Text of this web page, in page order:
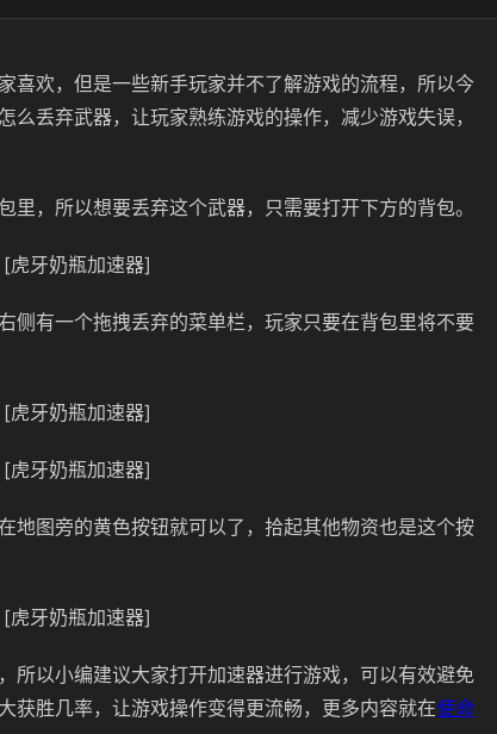
喜欢，但是一些新手玩家并不了解游戏的流程，所以今
么丢弃武器，让玩家熟练游戏的操作，减少游戏失误，
，所以想要丢弃这个武器，只需要打开下方的背包。
[虎牙奶瓶加速器]
侧有一个拖拽丢弃的菜单栏，玩家只要在背包里将不要
[虎牙奶瓶加速器]
[虎牙奶瓶加速器]
地图旁的黄色按钮就可以了，拾起其他物资也是这个按
[虎牙奶瓶加速器]
所以小编建议大家打开加速器进行游戏，可以有效避免
获胜几率，让游戏操作变得更流畅，更多内容就在使命